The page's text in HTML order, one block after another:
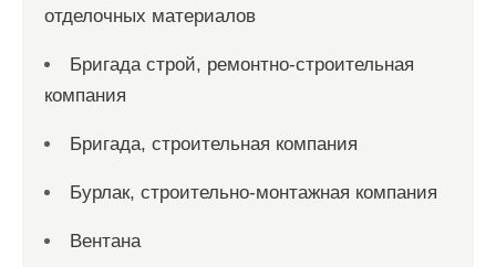
отделочных материалов
Бригада строй, ремонтно-строительная
компания
Бригада, строительная компания
Бурлак, строительно-монтажная компания
Вентана